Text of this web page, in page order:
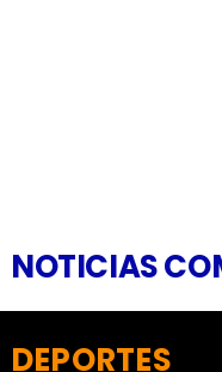
NOTICIAS
DEPORTES